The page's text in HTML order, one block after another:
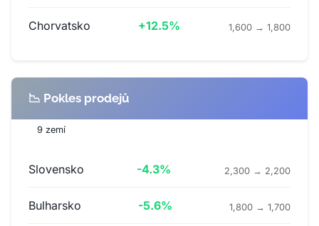
Chorvatsko +12.5% 1,600 → 1,800
📉 Pokles prodejů
9 zemí
Slovensko -4.3% 2,300 → 2,200
Bulharsko -5.6% 1,800 → 1,700